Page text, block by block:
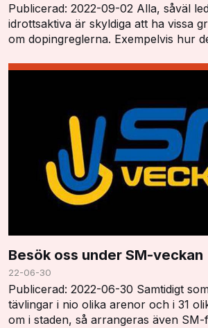
Publicerad: 2022-09-02 Alla, såväl
idrottsaktiva är skyldiga att ha vissa
om dopingreglerna. Exempelvis hur
Besök oss under SM-veckan
22-06-30
Publicerad: 2022-06-30 Samtidigt som det hålls
tävlingar i nio olika arenor och i 31
om i staden, så arrangeras även SM-